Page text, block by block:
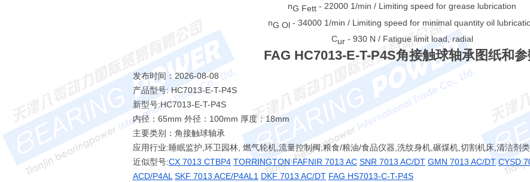
nG Fett - 22000 1/min / Limiting speed for grease lubrication
nG Ol - 34000 1/min / Limiting speed for minimal quantity oil
Cur- 930 N / Fatigue limit load, radial
FAG HC7013-E-T-P4S角接触球轴承图纸和
发布时间：2026-08-08
产品型号: HC7013-E-T-P4S
新型号:HC7013-E-T-P4S
内径：65mm 外径：100mm 厚度：18mm
主要类别：角接触球轴承
应用行业:睡眠监护,环卫园林, 燃气轮机,流量控制阀,粮食/粮油/食品仪器,洗纹身机,碾煤机,切割机床,清洁剂
近似型号:CX 7013 CTBP4 TORRINGTON FAFNIR 7013 AC SNR 7013 AC/DT GMN 7013 AC/DT CYSD
ACD/P4AL SKF 7013 ACE/P4AL1 DKF 7013 AC/DT FAG HS7013-C-T-P4S